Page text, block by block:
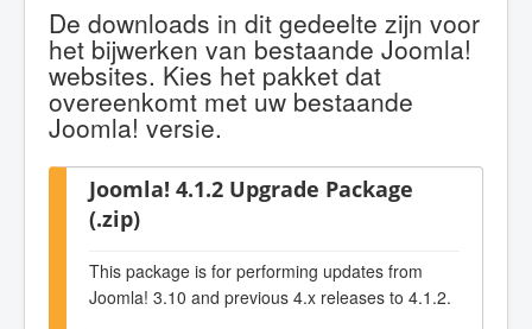
De downloads in dit gedeelte zijn voor
het bijwerken van bestaande Joomla!
websites. Kies het pakket dat
overeenkomt met uw bestaande
Joomla! versie.
Joomla! 4.1.2 Upgrade Package
(.zip)
This package is for performing updates from
Joomla! 3.10 and previous 4.x releases to 4.1.2.